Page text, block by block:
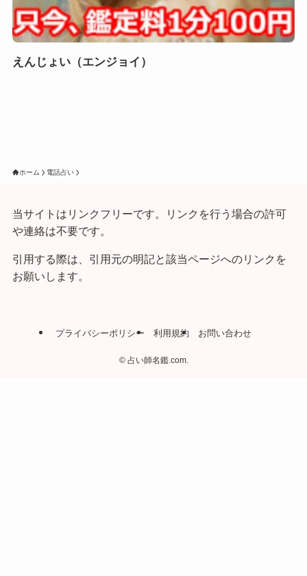
えんじょい（エンジョイ）
ホーム 電話占い
当サイトはリンクフリーです。リンクを行う場合の許可
や連絡は不要です。
引用する際は、引用元の明記と該当ページへのリンクを
お願いします。
プライバシーポリシー 利用規約 お問い合わせ
©占い師名鑑.com.